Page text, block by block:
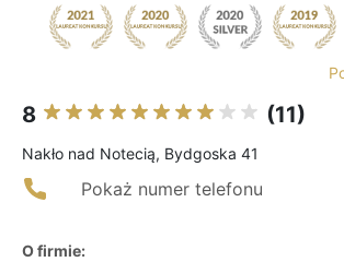
8 (11)
Nakło nad Notecią, Bydgoska 41
Pokaż numer telefonu
O firmie: